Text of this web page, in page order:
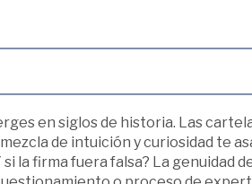
en siglos de historia. Las
de intuición y curiosidad te
la firma fuera falsa? La genuidad